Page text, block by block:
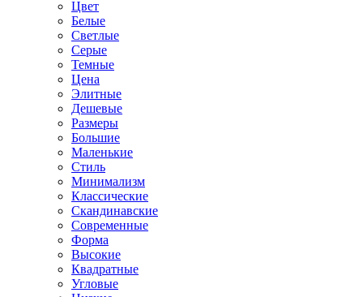
Цвет
Белые
Светлые
Серые
Темные
Цена
Элитные
Дешевые
Размеры
Большие
Маленькие
Стиль
Минимализм
Классические
Скандинавские
Современные
Форма
Высокие
Квадратные
Угловые